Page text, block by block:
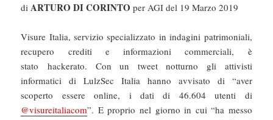
diARTURO DI CORINTO per AGI del 19 Marzo 2019
Visure Italia, servizio specializzato in indagini patrimoniali,
recupero crediti e informazioni commerciali, è
stato hackerato. Con un tweet notturno gli attivisti
informatici di LulzSec Italia hanno avvisato di “aver
scoperto essere online, i dati di 46.604 utenti di
@visureitaliacom”. E proprio nel giorno in cui “ha messo